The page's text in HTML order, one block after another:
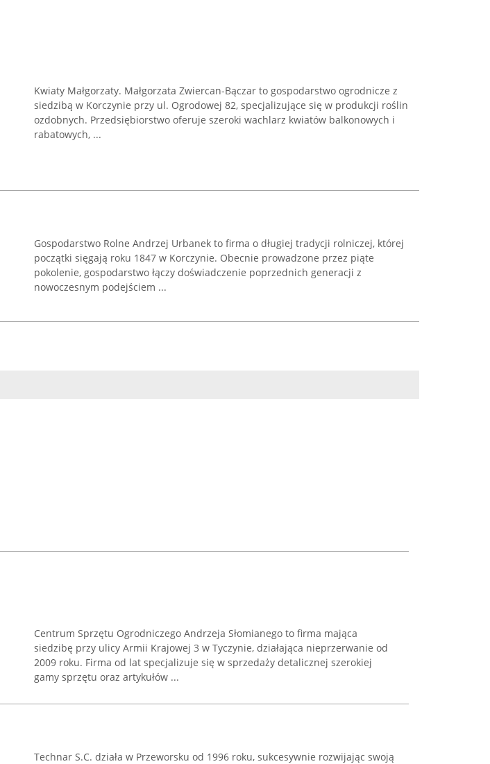
Kwiaty Małgorzaty. Małgorzata Zwiercan-Bączar to gospodarstwo ogrodnicze z
siedzibą w Korczynie przy ul. Ogrodowej 82, specjalizujące się w produkcji roślin
ozdobnych. Przedsiębiorstwo oferuje szeroki wachlarz kwiatów balkonowych i
rabatowych, ...
Gospodarstwo Rolne Andrzej Urbanek to firma o długiej tradycji rolniczej, której
początki sięgają roku 1847 w Korczynie. Obecnie prowadzone przez piąte
pokolenie, gospodarstwo łączy doświadczenie poprzednich generacji z
nowoczesnym podejściem ...
Centrum Sprzętu Ogrodniczego Andrzeja Słomianego to firma mająca
siedzibę przy ulicy Armii Krajowej 3 w Tyczynie, działająca nieprzerwanie od
2009 roku. Firma od lat specjalizuje się w sprzedaży detalicznej szerokiej
gamy sprzętu oraz artykułów ...
Technar S.C. działa w Przeworsku od 1996 roku, sukcesywnie rozwijając swoją